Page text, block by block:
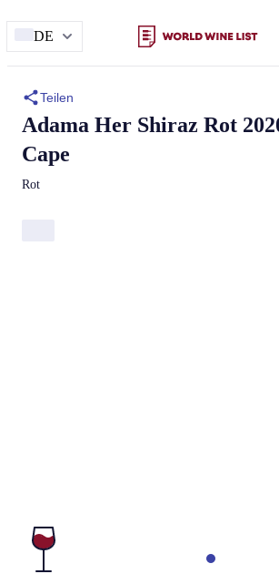
DE
Teilen
Adama Her Shiraz Rot
Cape
Rot